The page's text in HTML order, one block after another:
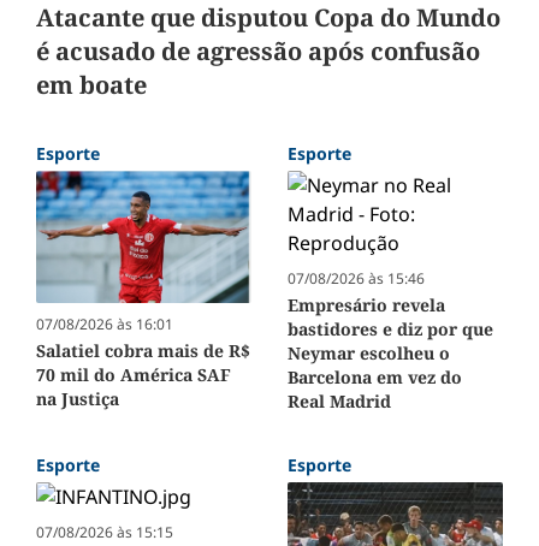
Atacante que disputou Copa do Mundo
é acusado de agressão após confusão
em boate
Esporte
07/08/2026 às 16:01
Salatiel cobra mais de R$
70 mil do América SAF
na Justiça
Esporte
07/08/2026 às 15:46
Empresário revela
bastidores e diz por que
Neymar escolheu o
Barcelona em vez do
Real Madrid
Esporte
07/08/2026 às 15:15
Esporte